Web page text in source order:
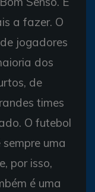
a fazer. O
jogadores
dos
de
times
O futebol
uma
por isso,
é uma